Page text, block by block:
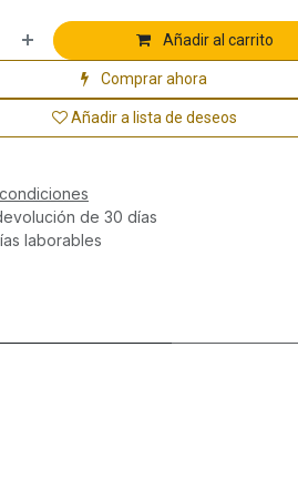
Añadir al carrito
Comprar ahora
Añadir a lista de deseos
de 30 días
laborables